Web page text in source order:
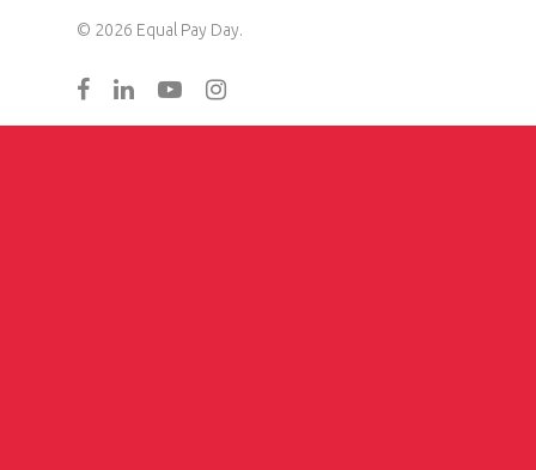
© 2026 Equal Pay Day.